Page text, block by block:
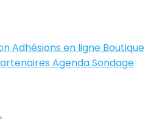
Adhésions en ligne Boutique
AgendaSondage